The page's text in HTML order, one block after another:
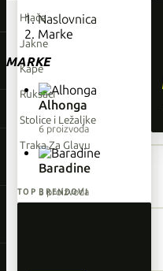
Giant
Orbea
Liv
Shimano
Wahoo
O'Neal
Hlače
Jakne
Kape
Ruksaci
Stolice i Ležaljke
Traka Za Glavu
TOP BRENDOVI
Naslovnica
Marke
MARKE
Alhonga
6 proizvoda
Baradine
3 proizvoda